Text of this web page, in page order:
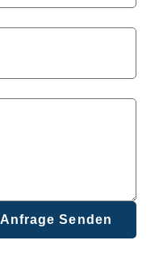
Anfrage Senden